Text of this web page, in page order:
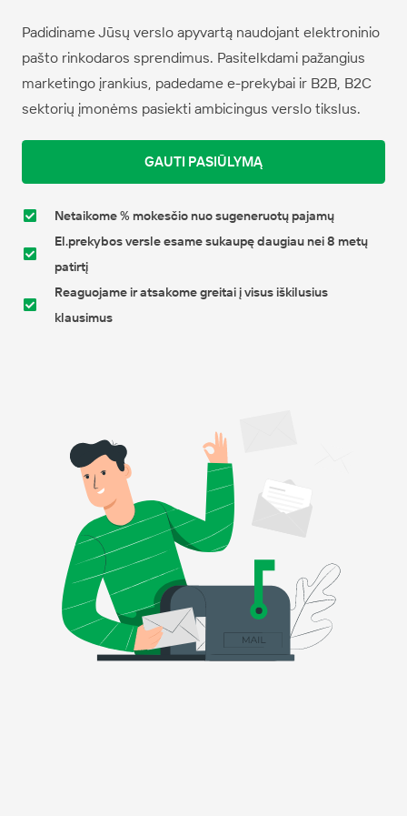
Padidiname Jūsų verslo apyvartą naudojant elektroninio
pašto rinkodaros sprendimus. Pasitelkdami pažangius
marketingo įrankius, padedame e-prekybai ir B2B, B2C
sektorių įmonėms pasiekti ambicingus verslo tikslus.
GAUTI PASIŪLYMĄ
Netaikome % mokesčio nuo sugeneruotų pajamų
El.prekybos versle esame sukaupę daugiau nei 8 metų
patirtį
Reaguojame ir atsakome greitai į visus iškilusius
klausimus